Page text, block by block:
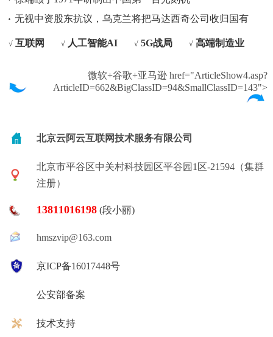
无视中资股东抗议，乌克兰将把马达西奇公司收归国有
√ 互联网 √ 人工智能AI √ 5G战局 √ 高端制造业
微软+谷歌+亚马逊 href="ArticleShow4.asp?
ArticleID=662&BigClassID=94&SmallClassID=143">
北京云阿云互联网技术服务有限公司
北京市平谷区中关村科技园区平谷园1区-21594（集群
注册）
13811016198 (段小丽)
hmszvip@163.com
京ICP备16017448号
公安部备案
技术支持